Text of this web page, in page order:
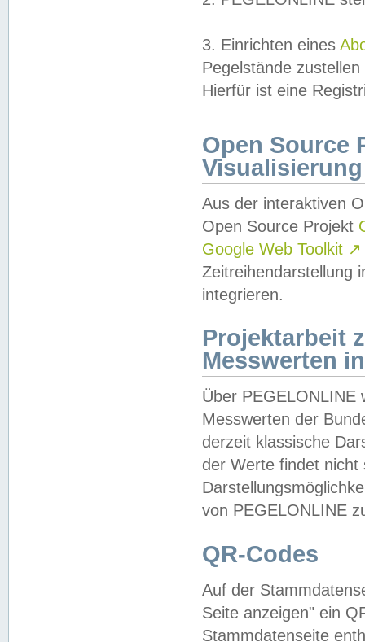
3. Einrichten eines
Pegelstände
Hierfür ist eine
Open Source
Visualisierung
Aus der interaktiven
Open Source Projekt
Google Web Toolkit ↗
Zeitreihendarstellung
integrieren.
Projektarbeit
Messwerten
Über PEGELONLINE
Messwerten der
derzeit klassische
der Werte findet
von PEGELONLINE
QR-Codes
Auf der
Seite anzeigen" ein
Stammdatenseite